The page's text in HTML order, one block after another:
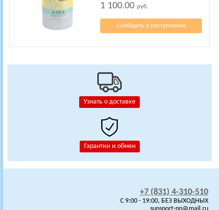
Узнать о доставке
Гарантии и обмен
1 100.00 руб.
Сообщить о поступлении
+7 (831) 4-310-510
C 9:00 - 19:00, БЕЗ ВЫХОДНЫХ